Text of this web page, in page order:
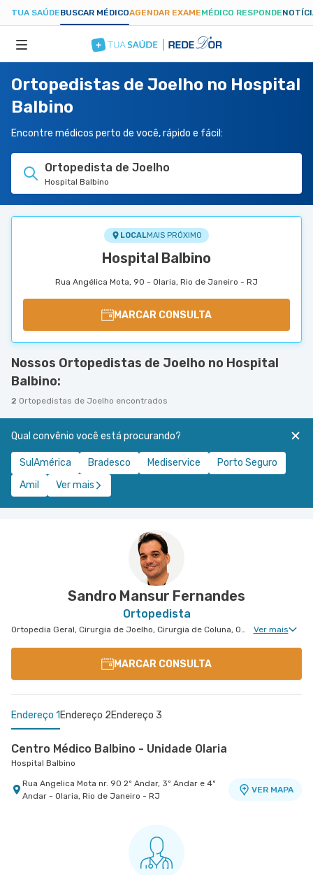
TUA SAÚDEBUSCAR MÉDICOAGENDAR EXAMEMÉDICO RESPONDE
ESPECIALIDADES
HOSPITAIS
TUASAUDE.COM
Ortopedistas de Joelho no Hospital
Balbino
Encontre médicos perto de você, rápido e fácil:
Ortopedista de Joelho
Hospital Balbino
LOCALMAIS PRÓXIMO
Hospital Balbino
Rua Angélica Mota, 90 - Olaria, Rio de Janeiro - RJ
MARCAR CONSULTA
Nossos Ortopedistas de Joelho no Hospital
Balbino:
2 Ortopedistas de Joelho encontrados
Qual convênio você está procurando?
SulAmérica Bradesco Mediservice
Porto Seguro
Amil
Ver mais
Sandro Mansur Fernandes
Ortopedista
Ortopedia Geral, Cirurgia de Joelho, Cirurgia de Coluna, Ortopedia de Joelho, Ortopedia de Coluna Ver mais
MARCAR CONSULTA
Endereço 1 Endereço 2Endereço 3
Centro Médico Balbino - Unidade Olaria
Hospital Balbino
Rua Angelica Mota nr. 90 2º Andar, 3º Andar e 4º
Andar - Olaria, Rio de Janeiro - RJ
VER MAPA
Avenida Meriti nr. 2577 - Vila da Penha, Rio de
Rua Carolina Machado nr. 38 - Cascadura, Rio de